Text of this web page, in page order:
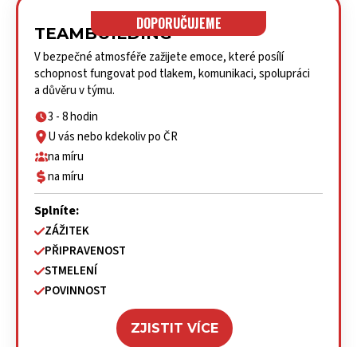
DOPORUČUJEME
TEAMBUILDING
V bezpečné atmosféře zažijete emoce, které posílí
schopnost fungovat pod tlakem, komunikaci, spolupráci
a důvěru v týmu.
3 - 8 hodin
U vás nebo kdekoliv po ČR
na míru
na míru
Splníte:
ZÁŽITEK
PŘIPRAVENOST
STMELENÍ
POVINNOST
ZJISTIT VÍCE